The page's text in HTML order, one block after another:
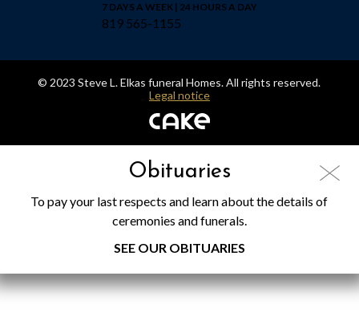
7 DAYS A WEEK | 24 HOURS A DAY
819 565-1155
© 2023 Steve L. Elkas funeral Homes. All rights reserved.
Legal notice
Obituaries
To pay your last respects and learn about the details of
ceremonies and funerals.
SEE OUR OBITUARIES